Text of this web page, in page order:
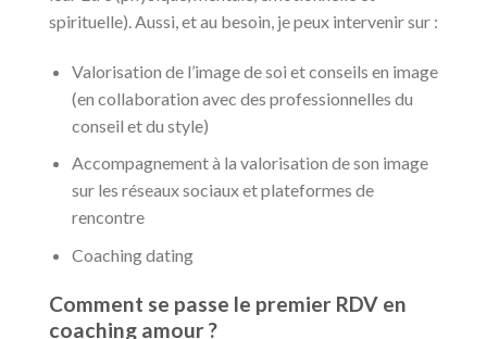
spirituelle). Aussi, et au besoin, je peux intervenir sur :
Valorisation de l’image de soi et conseils en image
(en collaboration avec des professionnelles du
conseil et du style)
Accompagnement à la valorisation de son image
sur les réseaux sociaux et plateformes de
rencontre
Coaching dating
Comment se passe le premier RDV en
coaching amour ?